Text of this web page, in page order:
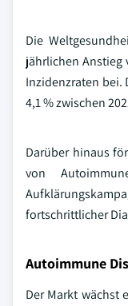
Die
jährlichen Anstieg
Inzidenzraten bei.
4,1 % zwischen
Darüber hinaus
von
fortschrittlicher
Autoimmune
Der Markt wächst